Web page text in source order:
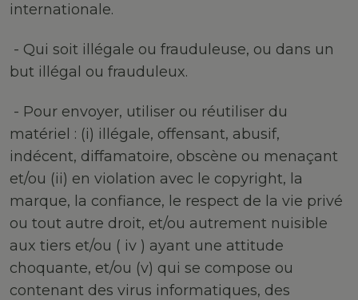
internationale.
- Qui soit illégale ou frauduleuse, ou dans un
but illégal ou frauduleux.
- Pour envoyer, utiliser ou réutiliser du
matériel : (i) illégale, offensant, abusif,
indécent, diffamatoire, obscène ou menaçant
et/ou (ii) en violation avec le copyright, la
marque, la confiance, le respect de la vie privé
ou tout autre droit, et/ou autrement nuisible
aux tiers et/ou ( iv ) ayant une attitude
choquante, et/ou (v) qui se compose ou
contenant des virus informatiques, des